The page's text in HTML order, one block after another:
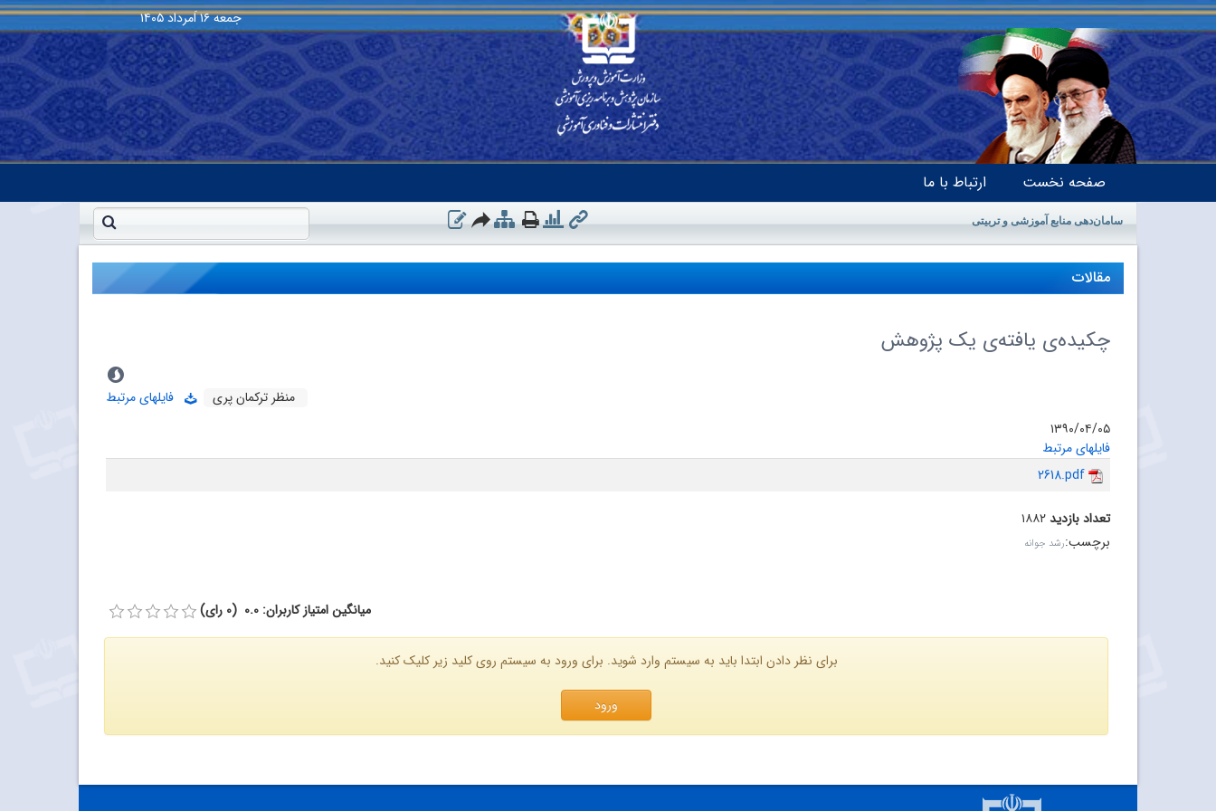
جمعه۱۶ اَمرداد ۱۴۰۵
صفحه نخست ارتباط با ما
سامان‌دهی منابع آموزشی و تربیتی
مقالات
چکیده‌ى یافته‌ى یک پژوهش
منظر ترکمان پرى
فایلهای مرتبط
۱۳۹۰/۰۴/۰۵
فایلهای مرتبط
2618.pdf
تعداد بازدید۱۸۸۲
برچسب:رشد جوانه
میانگین امتیاز کاربران: 0.0 (0 رای)
برای نظر دادن ابتدا باید به سیستم وارد شوید. برای ورود به سیستم روی کلید زیر کلیک کنید.
ورود